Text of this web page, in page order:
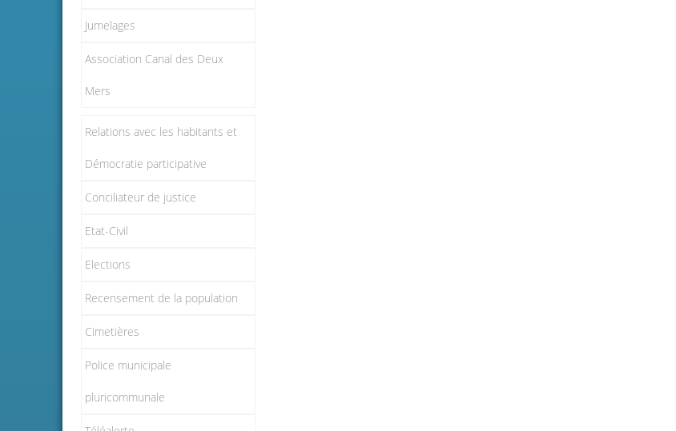
Jumelages
Association Canal des Deux
Mers
Relations avec les habitants et
Démocratie participative
Conciliateur de justice
Etat-Civil
Elections
Recensement de la population
Cimetières
Police municipale
pluricommunale